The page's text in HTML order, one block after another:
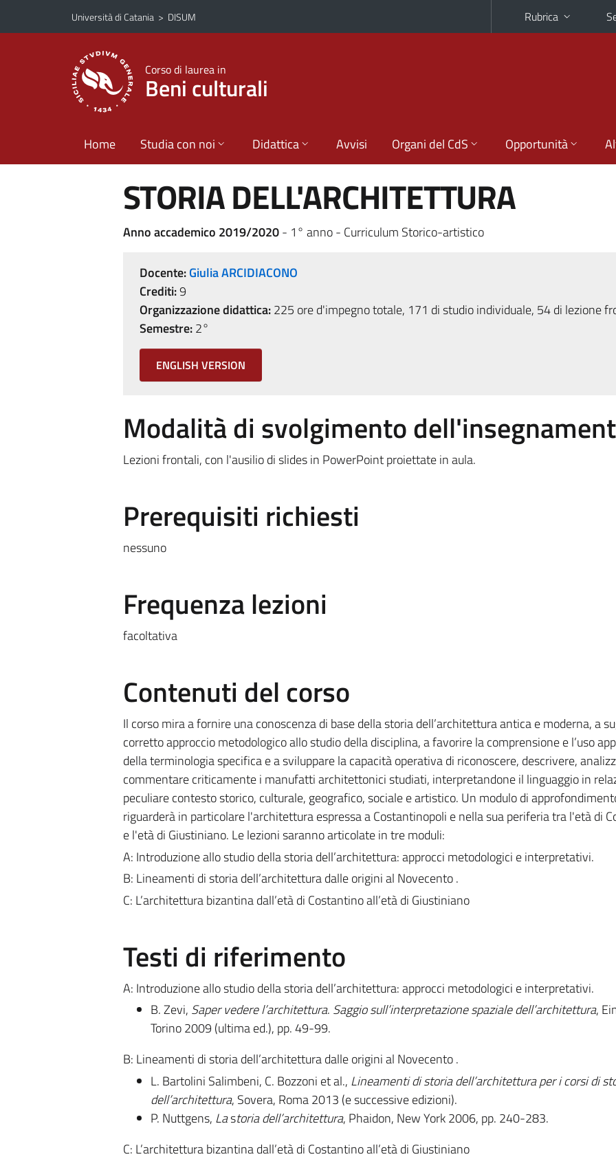
Vai al contenuto principale
Vai al menu di navigazione
Università di Catania > DISUM Rubrica
Corso di laurea in
Beni culturali
Home Studia con noi Didattica Avvisi Organi del CdS Opportunità
STORIA DELL'ARCHITETTURA
Anno accademico 2019/2020- 1° anno - Curriculum Storico-artistico
Docente:Giulia ARCIDIACONO
Crediti:9
Organizzazione didattica:225 ore d'impegno totale, 171 di studio individuale, 54 di lezione
Semestre:2°
ENGLISH VERSION
Modalità di svolgimento
Lezioni frontali, con l'ausilio di slides in PowerPoint proiettate in aula.
Prerequisiti richiesti
nessuno
Frequenza lezioni
facoltativa
Contenuti del corso
Il corso mira a fornire una conoscenza di base della storia dell’architettura antica e moderna, a
corretto approccio metodologico allo studio della disciplina, a favorire la comprensione e l’uso
della terminologia specifica e a sviluppare la capacità operativa di riconoscere, descrivere,
commentare criticamente i manufatti architettonici studiati, interpretandone il linguaggio in
peculiare contesto storico, culturale, geografico, sociale e artistico. Un modulo di
riguarderà in particolare l'architettura espressa a Costantinopoli e nella sua periferia tra l'età di
e l'età di Giustiniano. Le lezioni saranno articolate in tre moduli:
A: Introduzione allo studio della storia dell’architettura: approcci metodologici e interpretativi.
B: Lineamenti di storia dell’architettura dalle origini al Novecento .
C: L’architettura bizantina dall’età di Costantino all’età di Giustiniano
Testi di riferimento
A: Introduzione allo studio della storia dell’architettura: approcci metodologici e interpretativi.
B. Zevi, Saper vedere l’architettura. Saggio sull’interpretazione spaziale dell’architettura,
Torino 2009 (ultima ed.), pp. 49-99.
B: Lineamenti di storia dell’architettura dalle origini al Novecento .
L. Bartolini Salimbeni, C. Bozzoni et al., Lineamenti di storia dell’architettura per i corsi di
dell’architettura, Sovera, Roma 2013 (e successive edizioni).
P. Nuttgens, Lastoria dell’architettura, Phaidon, New York 2006, pp. 240-283.
C: L’architettura bizantina dall’età di Costantino all’età di Giustiniano